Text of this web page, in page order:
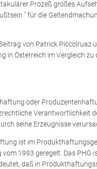
Mehr
Prozeß großes
" für die
von Patrick Piccolruaz
in Österreich im Vergleich zu
oder
Verantwortlichkeit
seine Erzeugnisse
ist im
vom 1993 geregelt. Das PHG
daß in